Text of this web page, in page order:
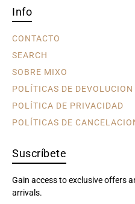
Info
CONTACTO
SEARCH
SOBRE MIXO
POLÍTICAS DE DEVOLUCION
POLÍTICA DE PRIVACIDAD
POLÍTICAS DE
Suscríbete
Gain access to exclusive offers
arrivals.